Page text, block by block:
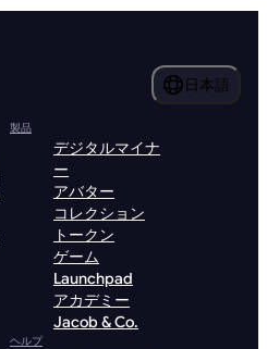
日本語
製品
デジタルマイナ
ー
アバター
コレクション
トークン
ゲーム
Launchpad
アカデミー
Jacob & Co.
ヘルプ